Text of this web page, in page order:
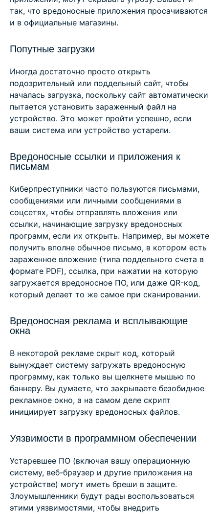
так, что вредоносные приложения просачиваются
и в официальные магазины.
Попутные загрузки
Иногда достаточно просто открыть
подозрительный или поддельный сайт, чтобы
началась загрузка, поскольку сайт автоматически
пытается установить зараженный файл на
устройство. Это может пройти успешно, если
ваши система или устройство устарели.
Вредоносные ссылки и приложения к
письмам
Киберпреступники часто пользуются письмами,
сообщениями или личными сообщениями в
соцсетях, чтобы отправлять вложения или
ссылки, начинающие загрузку вредоносных
программ, если их открыть. Например, вы можете
получить вполне обычное письмо, в котором есть
зараженное вложение (типа поддельного счета в
формате PDF), ссылка, при нажатии на которую
загружается вредоносное ПО, или даже QR-код,
который делает то же самое при сканировании.
Вредоносная реклама и всплывающие
окна
В некоторой рекламе скрыт код, который
вынуждает систему загружать вредоносную
программу, как только вы щелкнете мышью по
баннеру. Вы думаете, что закрываете безобидное
рекламное окно, а на самом деле скрипт
инициирует загрузку вредоносных файлов.
Уязвимости в программном обеспечении
Устаревшее ПО (включая вашу операционную
систему, веб-браузер и другие приложения на
устройстве) могут иметь бреши в защите.
Злоумышленники будут рады воспользоваться
этими уязвимостями, чтобы внедрить